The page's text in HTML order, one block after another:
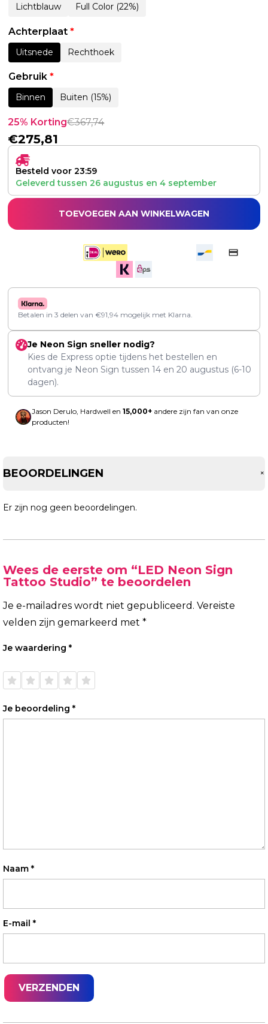
Lichtblauw
Full Color (22%)
Achterplaat *
Uitsnede Rechthoek
Gebruik *
Binnen Buiten (15%)
25% Korting€367,74
€275,81
Besteld voor 23:59
Geleverd tussen 26 augustus en 4 september
TOEVOEGEN AAN WINKELWAGEN
Betalen in 3 delen van €91,94 mogelijk met Klarna.
Je Neon Sign sneller nodig?
Kies de Express optie tijdens het bestellen en
ontvang je Neon Sign tussen 14 en 20 augustus (6-10
dagen).
Jason Derulo, Hardwell en 15,000+ andere zijn fan van onze
producten!
BEOORDELINGEN +
Er zijn nog geen beoordelingen.
Wees de eerste om “LED Neon Sign
Tattoo Studio” te beoordelen
Je e-mailadres wordt niet gepubliceerd. Vereiste
velden zijn gemarkeerd met *
Je waardering *
de 5
de 5
de 5
de 5
de 5
Je beoordeling *
Naam *
E-mail *